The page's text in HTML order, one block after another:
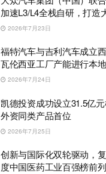
加速L3/L4全栈自研，打造
2026年7月23日
福特汽车与吉利汽车成立
瓦伦西亚工厂产能进行本
2026年7月24日
凯德投资成功设立31.5亿
外资同类产品首位
2026年7月25日
创新与国际化双轮驱动，
度中国医药工业百强榜前列